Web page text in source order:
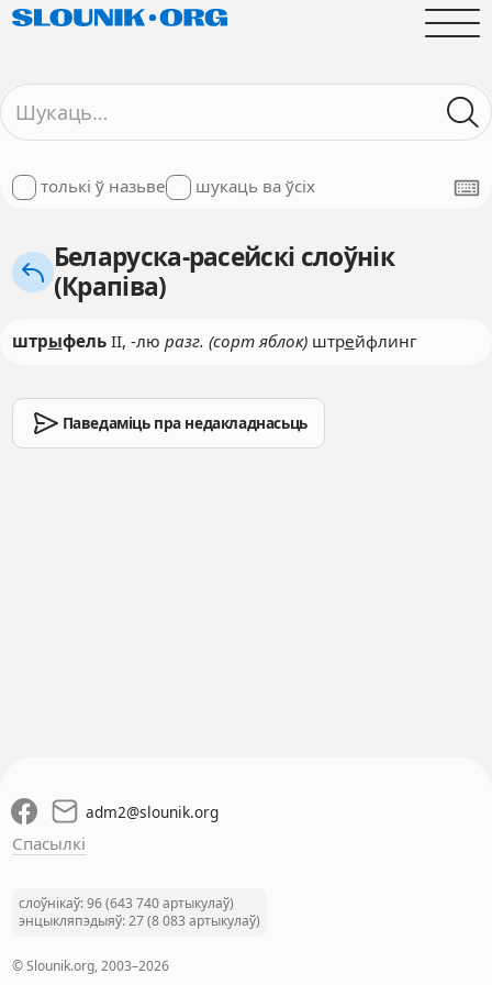
толькі ў назьве шукаць ва ўсіх
Беларуска-расейскі слоўнік
(Крапіва)
штрыфельII, -лю разг. (сорт яблок)штрейфлинг
Паведаміць пра недакладнасьць
adm2@slounik.org
Спасылкі
слоўнікаў: 96 (643 740 артыкулаў)
энцыкляпэдыяў: 27 (8 083 артыкулаў)
© Slounik.org, 2003–2026